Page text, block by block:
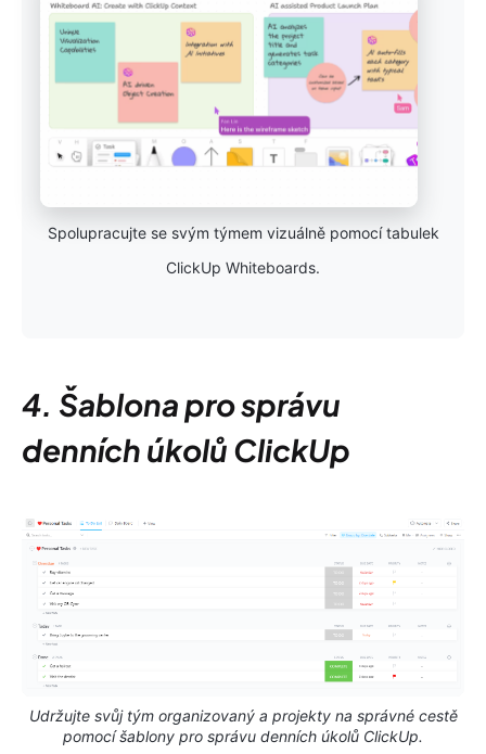
Spolupracujte se svým týmem vizuálně pomocí tabulek
ClickUp Whiteboards.
4. Šablona pro správu
denních úkolů ClickUp
Udržujte svůj tým organizovaný a projekty na správné cestě
pomocí šablony pro správu denních úkolů ClickUp.